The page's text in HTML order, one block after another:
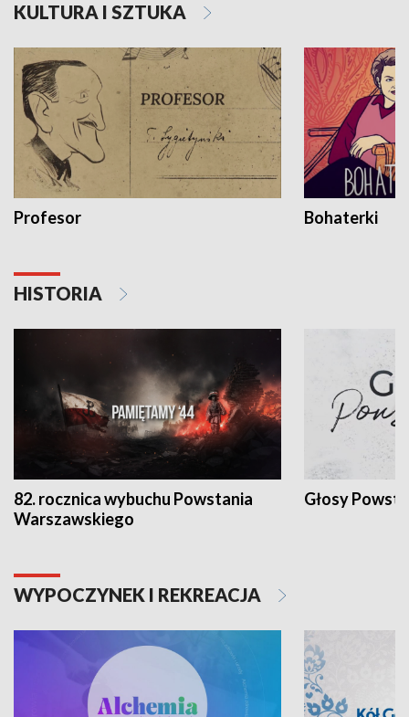
KULTURA I SZTUKA
Profesor Bohaterki
HISTORIA
82. rocznica wybuchu Powstania
Warszawskiego
Głosy
WYPOCZYNEK I REKREACJA